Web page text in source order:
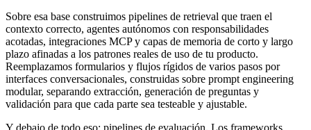
Sobre esa base construimos pipelines de retrieval que traen el
contexto correcto, agentes autónomos con responsabilidades
acotadas, integraciones MCP y capas de memoria de corto y largo
plazo afinadas a los patrones reales de uso de tu producto.
Reemplazamos formularios y flujos rígidos de varios pasos por
interfaces conversacionales, construidas sobre prompt engineering
modular, separando extracción, generación de preguntas y
validación para que cada parte sea testeable y ajustable.